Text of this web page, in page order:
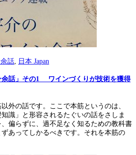
話 日本 Japan
余話」その1 ワインづくりが技術を獲得
以外の話です。ここで本筋というのは、
知識」と形容されるたぐいの話をさしま
偏らずに、過不足なく知るための教科書
あってしかるべきです。それを本筋の